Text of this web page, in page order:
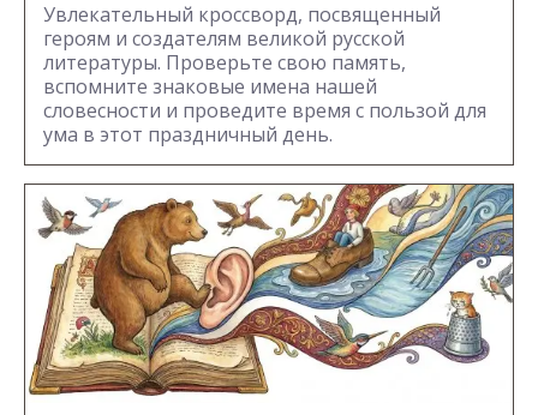
Увлекательный кроссворд, посвященный
героям и создателям великой русской
литературы. Проверьте свою память,
вспомните знаковые имена нашей
словесности и проведите время с пользой для
ума в этот праздничный день.